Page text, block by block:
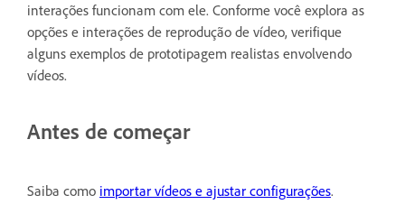
interações funcionam com ele. Conforme você explora as
opções e interações de reprodução de vídeo, verifique
alguns exemplos de prototipagem realistas envolvendo
vídeos.
Antes de começar
Saiba como importar vídeos e ajustar configurações.